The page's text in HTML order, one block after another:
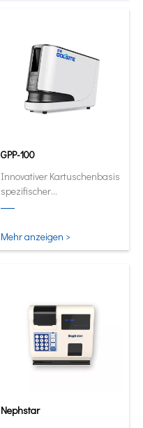
GPP-100
Innovativer Kartuschenbasis
spezifischer
Proteinanalysator. Full
quantitative Analysator in
seiner kleinsten und
Mehr anzeigen >
Nephstar